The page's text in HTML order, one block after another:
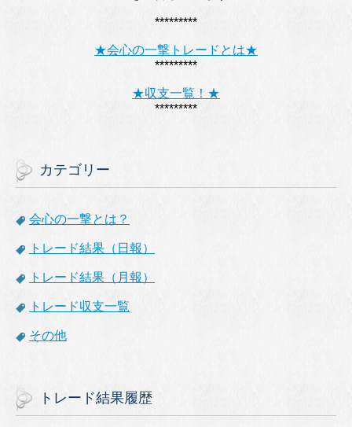
*********
★会心の一撃トレードとは★
*********
★収支一覧！★
*********
カテゴリー
会心の一撃とは？
トレード結果（日報）
トレード結果（月報）
トレード収支一覧
その他
トレード結果履歴